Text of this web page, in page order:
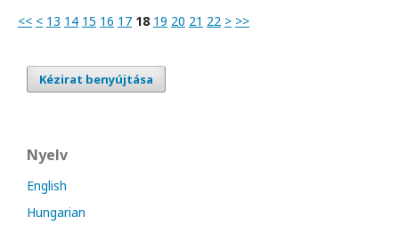
<< < 13 14 15 16 17 18 19 20 21 22 > >>
Kézirat benyújtása
Nyelv
English
Hungarian